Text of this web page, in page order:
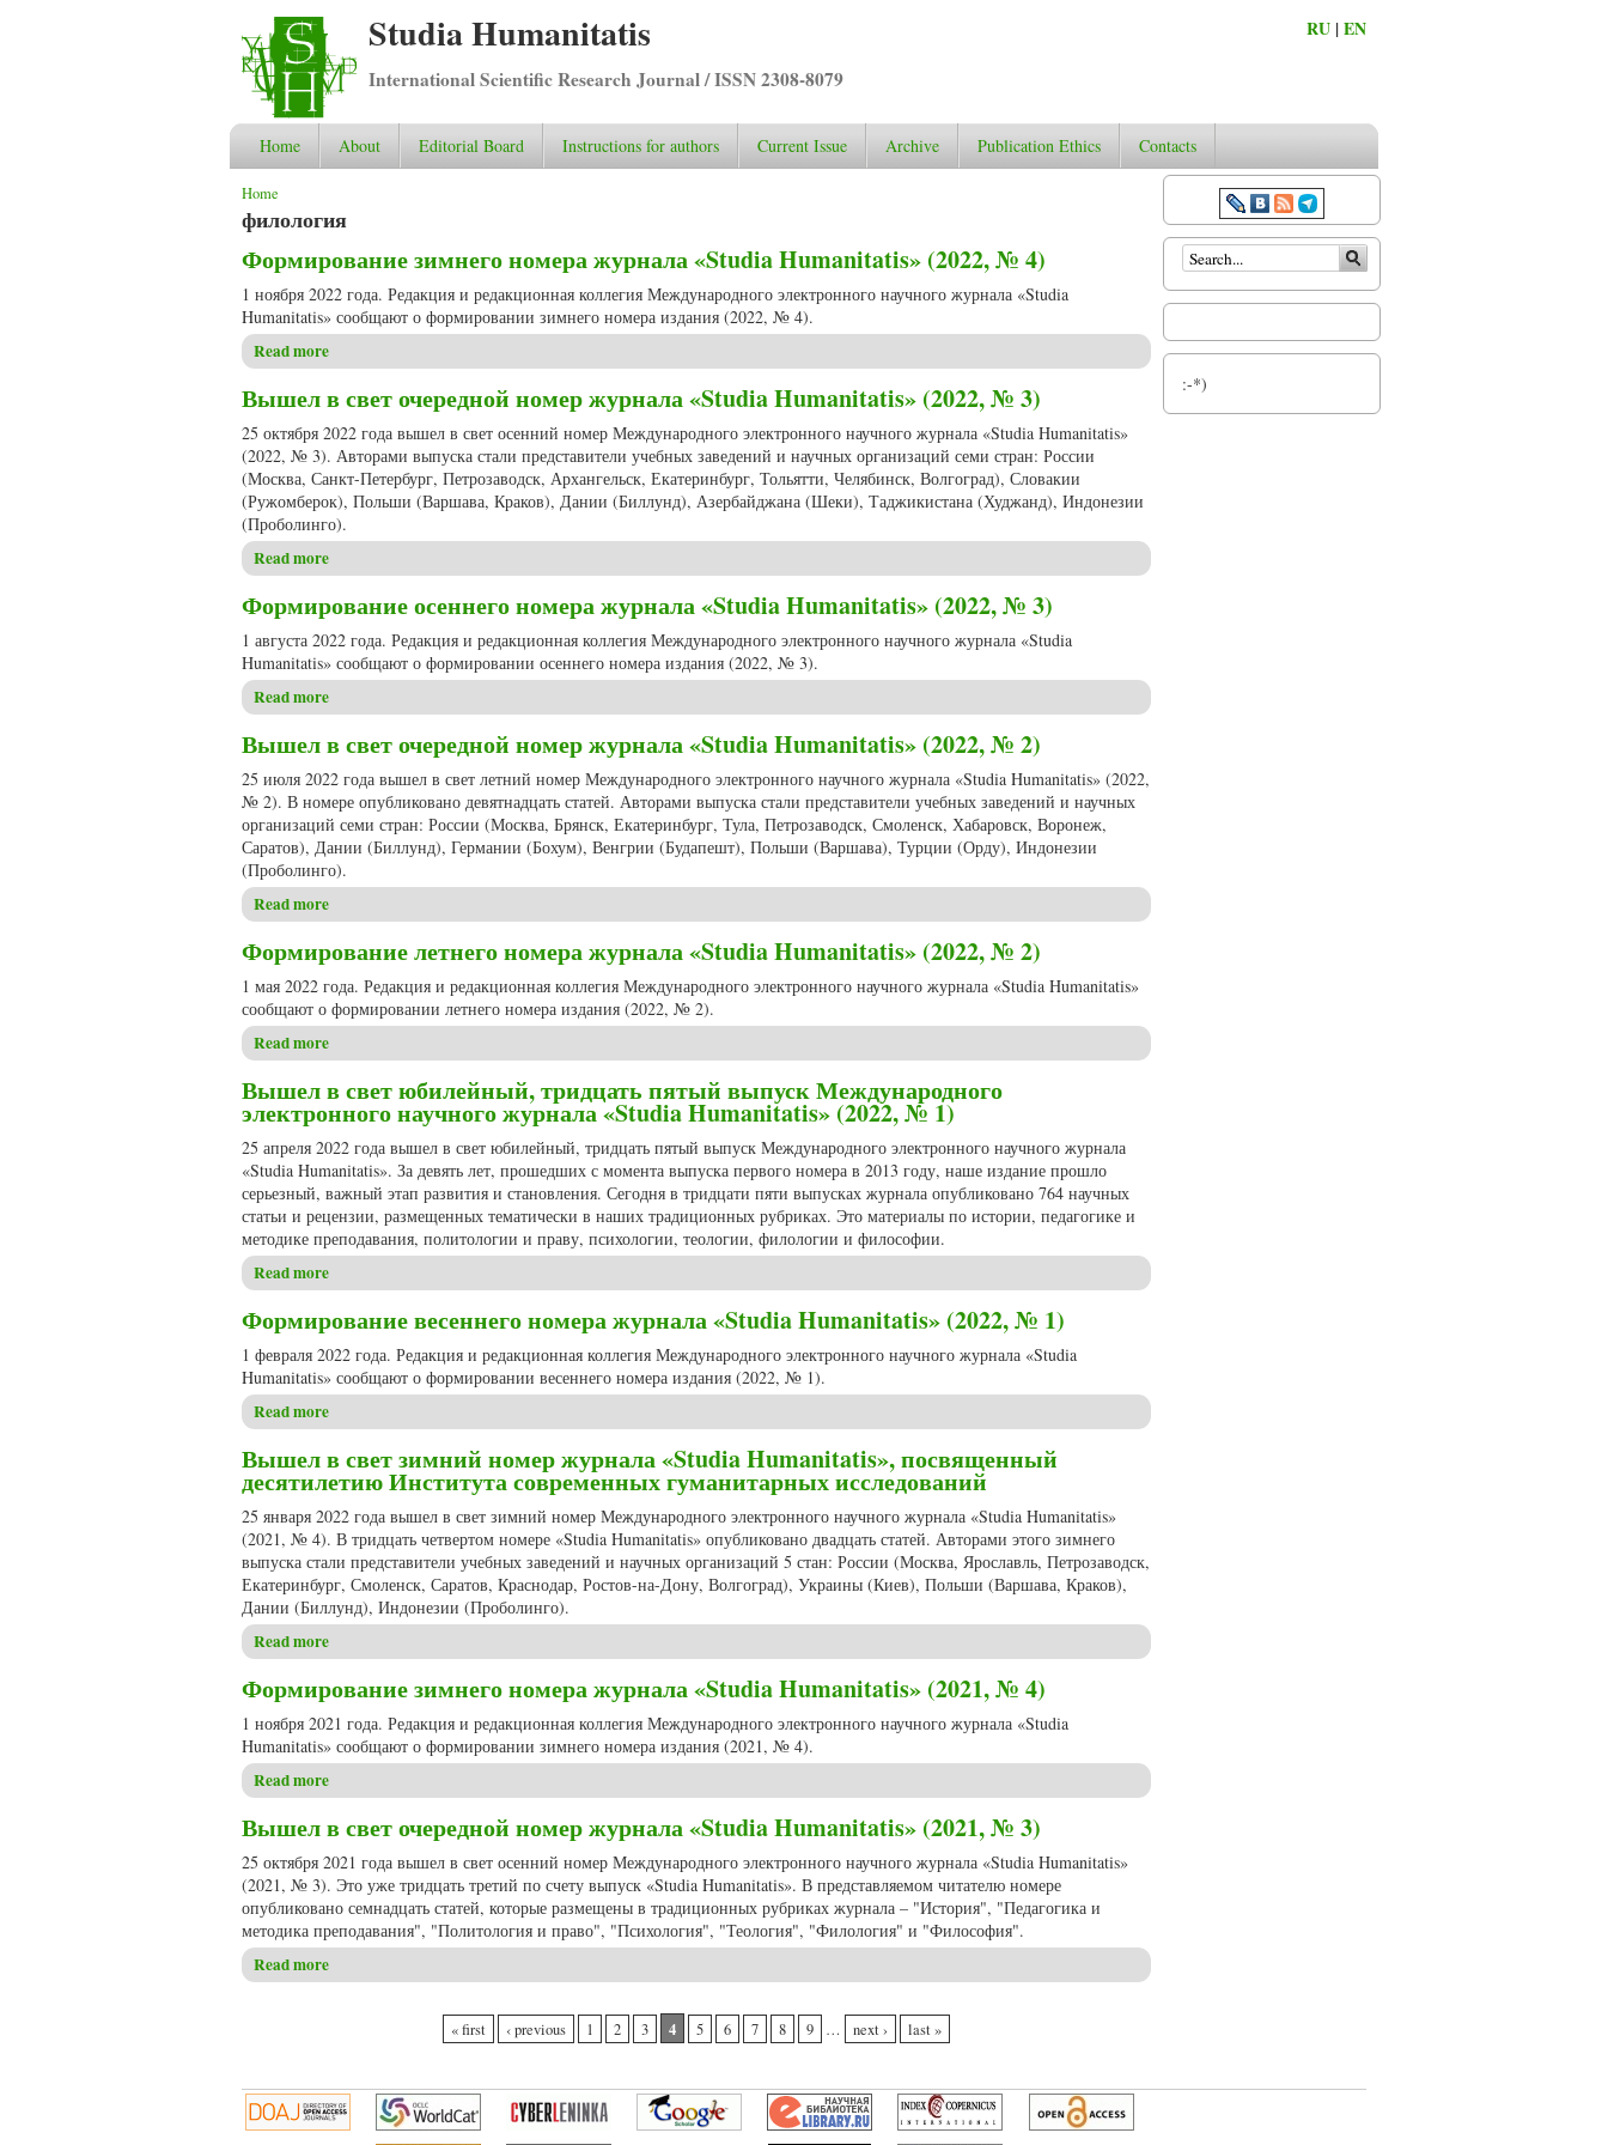
Studia Humanitatis
International Scientific Research Journal / ISSN 2308-8079
RU |EN
Home About Editorial Board Instructions for authors Current Issue Archive Publication Ethics Contacts
You are here
Home
филология
Формирование зимнего номера журнала «Studia Humanitatis» (2022, № 4)
1 ноября 2022 года. Редакция и редакционная коллегия Международного электронного научного журнала «Studia
Humanitatis» сообщают о формировании зимнего номера издания (2022, № 4).
Read more
Вышел в свет очередной номер журнала «Studia Humanitatis» (2022, № 3)
25 октября 2022 года вышел в свет осенний номер Международного электронного научного журнала «Studia Humanitatis»
(2022, № 3). Авторами выпуска стали представители учебных заведений и научных организаций семи стран: России
(Москва, Санкт-Петербург, Петрозаводск, Архангельск, Екатеринбург, Тольятти, Челябинск, Волгоград), Словакии
(Ружомберок), Польши (Варшава, Краков), Дании (Биллунд), Азербайджана (Шеки), Таджикистана (Худжанд), Индонезии
(Проболинго).
Read more
Формирование осеннего номера журнала «Studia Humanitatis» (2022, № 3)
1 августа 2022 года. Редакция и редакционная коллегия Международного электронного научного журнала «Studia
Humanitatis» сообщают о формировании осеннего номера издания (2022, № 3).
Read more
Вышел в свет очередной номер журнала «Studia Humanitatis» (2022, № 2)
25 июля 2022 года вышел в свет летний номер Международного электронного научного журнала «Studia Humanitatis» (2022,
№ 2). В номере опубликовано девятнадцать статей. Авторами выпуска стали представители учебных заведений и научных
организаций семи стран: России (Москва, Брянск, Екатеринбург, Тула, Петрозаводск, Смоленск, Хабаровск, Воронеж,
Саратов), Дании (Биллунд), Германии (Бохум), Венгрии (Будапешт), Польши (Варшава), Турции (Орду), Индонезии
(Проболинго).
Read more
Формирование летнего номера журнала «Studia Humanitatis» (2022, № 2)
1 мая 2022 года. Редакция и редакционная коллегия Международного электронного научного журнала «Studia Humanitatis»
сообщают о формировании летнего номера издания (2022, № 2).
Read more
Вышел в свет юбилейный, тридцать пятый выпуск Международного
электронного научного журнала «Studia Humanitatis» (2022, № 1)
25 апреля 2022 года вышел в свет юбилейный, тридцать пятый выпуск Международного электронного научного журнала
«Studia Humanitatis». За девять лет, прошедших с момента выпуска первого номера в 2013 году, наше издание прошло
серьезный, важный этап развития и становления. Сегодня в тридцати пяти выпусках журнала опубликовано 764 научных
статьи и рецензии, размещенных тематически в наших традиционных рубриках. Это материалы по истории, педагогике и
методике преподавания, политологии и праву, психологии, теологии, филологии и философии.
Read more
Формирование весеннего номера журнала «Studia Humanitatis» (2022, № 1)
1 февраля 2022 года. Редакция и редакционная коллегия Международного электронного научного журнала «Studia
Humanitatis» сообщают о формировании весеннего номера издания (2022, № 1).
Read more
Вышел в свет зимний номер журнала «Studia Humanitatis», посвященный
десятилетию Института современных гуманитарных исследований
25 января 2022 года вышел в свет зимний номер Международного электронного научного журнала «Studia Humanitatis»
(2021, № 4). В тридцать четвертом номере «Studia Humanitatis» опубликовано двадцать статей. Авторами этого зимнего
выпуска стали представители учебных заведений и научных организаций 5 стан: России (Москва, Ярославль, Петрозаводск,
Екатеринбург, Смоленск, Саратов, Краснодар, Ростов-на-Дону, Волгоград), Украины (Киев), Польши (Варшава, Краков),
Дании (Биллунд), Индонезии (Проболинго).
Read more
Формирование зимнего номера журнала «Studia Humanitatis» (2021, № 4)
1 ноября 2021 года. Редакция и редакционная коллегия Международного электронного научного журнала «Studia
Humanitatis» сообщают о формировании зимнего номера издания (2021, № 4).
Read more
Вышел в свет очередной номер журнала «Studia Humanitatis» (2021, № 3)
25 октября 2021 года вышел в свет осенний номер Международного электронного научного журнала «Studia Humanitatis»
(2021, № 3). Это уже тридцать третий по счету выпуск «Studia Humanitatis». В представляемом читателю номере
опубликовано семнадцать статей, которые размещены в традиционных рубриках журнала – "История", "Педагогика и
методика преподавания", "Политология и право", "Психология", "Теология", "Филология" и "Философия".
Read more
« first ‹ previous 1 2 3 4 5 6 7 8 9 … next › last »
Search form
:-*)